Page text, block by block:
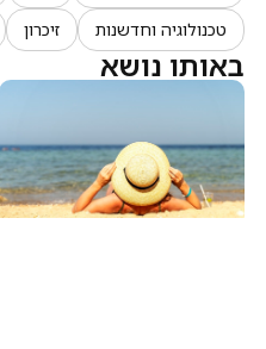
טכנולוגיה וחדשנות
זיכרון
באותו נושא